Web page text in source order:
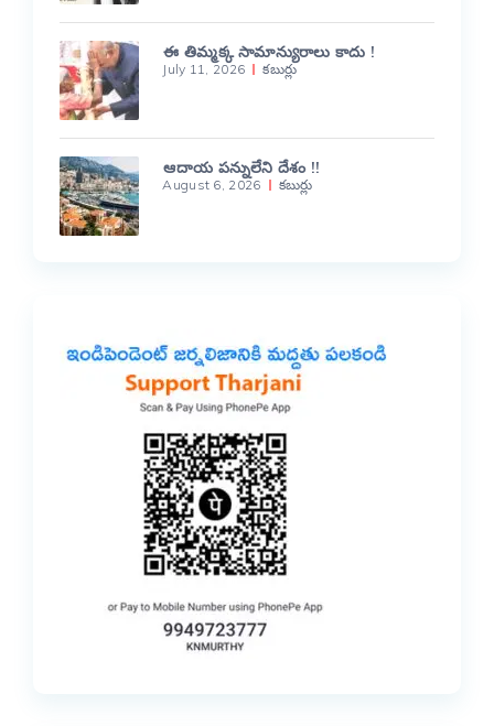
ఈ తిమ్మక్క సామాన్యురాలు కాదు !
July 11, 2026 కబుర్లు
ఆదాయ పన్నులేని దేశం !!
August 6, 2026 కబుర్లు